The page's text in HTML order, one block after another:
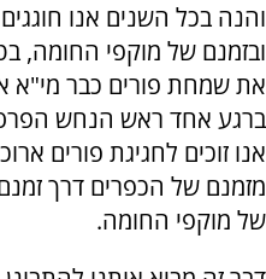
והנה בכל השנים אנו
ובזמנם של מוקפי החומה,
את שמחת פורים כבר מי"א
ברגע אחד ראש הנחש
אנו זוכים לחגיגת פורים
מזמנם של הכפרים דרך
של מוקפי החומה.